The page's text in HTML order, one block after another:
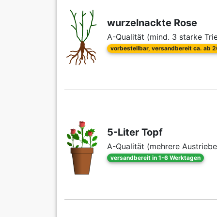
wurzelnackte Rose
A-Qualität (mind. 3 starke
vorbestellbar, versandbereit ca. ab
5-Liter Topf
A-Qualität (mehrere
versandbereit in 1-6 Werktagen